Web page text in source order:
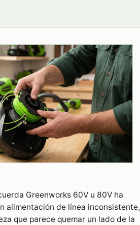
Greenworks 60V u 80V ha
alimentación de línea inconsistente,
que parece quemar un lado de la